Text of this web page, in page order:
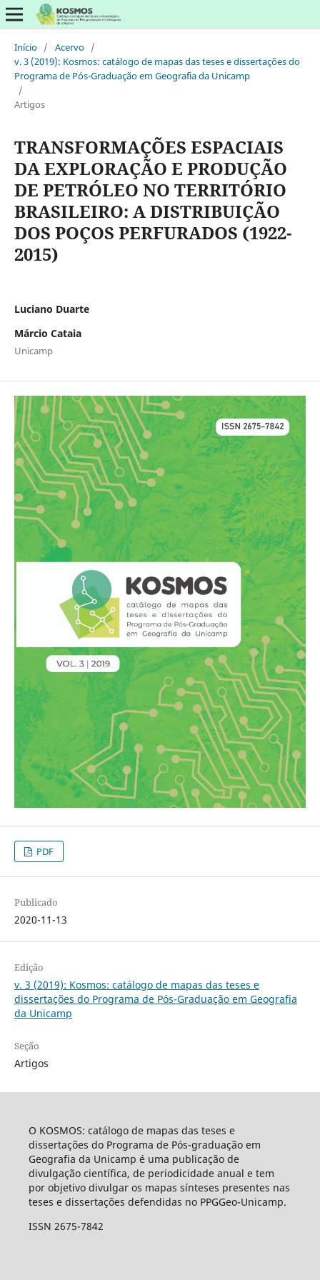
Início / Acervo /
v. 3 (2019): Kosmos: catálogo de mapas das teses e dissertações do
Programa de Pós-Graduação em Geografia da Unicamp
/
Artigos
TRANSFORMAÇÕES ESPACIAIS
DA EXPLORAÇÃO E PRODUÇÃO
DE PETRÓLEO NO TERRITÓRIO
BRASILEIRO: A DISTRIBUIÇÃO
DOS POÇOS PERFURADOS (1922-
2015)
Luciano Duarte
Márcio Cataia
Unicamp
PDF
Publicado
2020-11-13
Edição
v. 3 (2019): Kosmos: catálogo de mapas das teses e
dissertações do Programa de Pós-Graduação em Geografia
da Unicamp
Seção
Artigos
O KOSMOS: catálogo de mapas das teses e
dissertações do Programa de Pós-graduação em
Geografia da Unicamp é uma publicação de
divulgação científica, de periodicidade anual e tem
por objetivo divulgar os mapas sínteses presentes nas
teses e dissertações defendidas no PPGGeo-Unicamp.
ISSN 2675-7842